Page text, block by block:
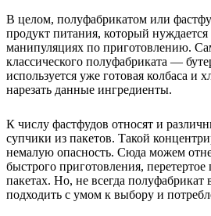
В целом, полуфабрикатом или
продукт питания, который
манипуляциях по приготовлению.
классического полуфабриката —
используется уже готовая колбаса и
нарезать данные ингредиенты.
К числу фастфудов относят и
супчики из пакетов. Такой
немалую опасность. Сюда можем
быстрого приготовления,
пакетах. Но, не всегда
подходить с умом к выбору и